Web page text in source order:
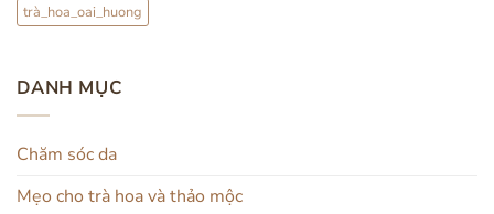
trà_hoa_oai_huong
DANH MỤC
Chăm sóc da
Mẹo cho trà hoa và thảo mộc